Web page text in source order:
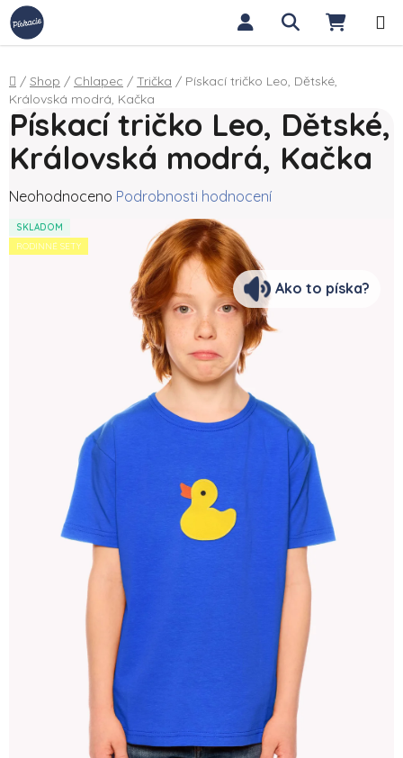
Přejít na obsah Hledat
Domů
/ Shop / Chlapec / Trička / Pískací tričko Leo, Dětské,
Královská modrá, Kačka
Pískací tričko Leo, Dětské,
Královská modrá, Kačka
Průměrné hodnocení produktu je 0,0 z 5 hvězdiček.
Neohodnoceno Podrobnosti hodnocení
SKLADOM
RODINNÉ SETY
Ako to píska?